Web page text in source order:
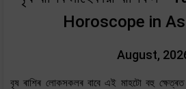
Horoscope in
August,
বৃষ ৰাশিৰ লোকসকলৰ বাবে এই মাহটো বহু